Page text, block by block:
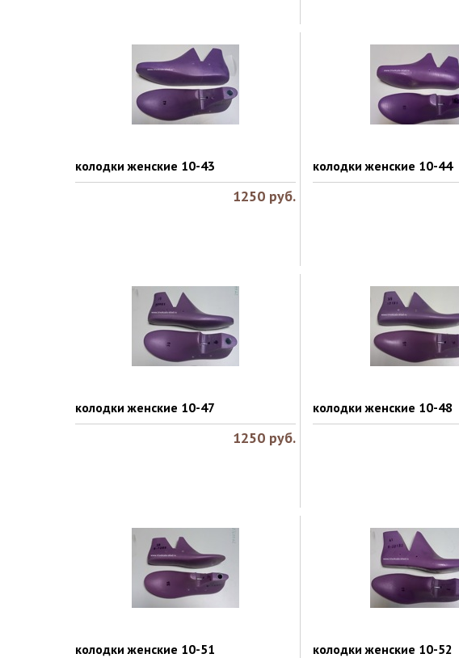
колодки женские 10-43
1250 руб.
колодки женские 10-44
колодки женские 10-47
1250 руб.
колодки женские 10-48
колодки женские 10-51 колодки женские 10-52